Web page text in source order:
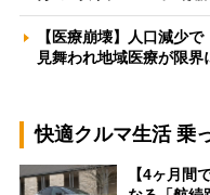
【医療崩壊】人口減少
見舞われ地域医療が限
快適クルマ生活 乗
【4ヶ月間